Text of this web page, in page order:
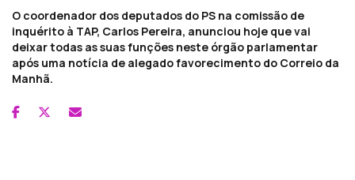
O coordenador dos deputados do PS na comissão de
inquérito à TAP, Carlos Pereira, anunciou hoje que vai
deixar todas as suas funções neste órgão parlamentar
após uma notícia de alegado favorecimento do Correio da
Manhã.